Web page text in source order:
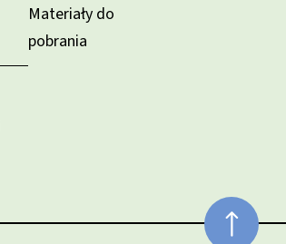
Materiały do
pobrania